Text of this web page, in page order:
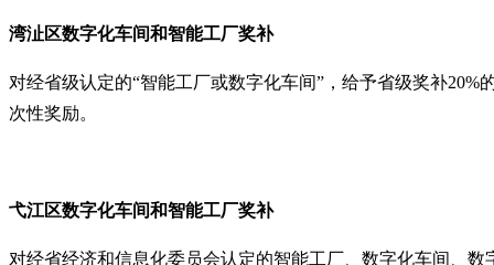
湾沚区数字化车间和智能工厂奖补
对经省级认定的“智能工厂或数字化车间”，给予省级奖补
次性奖励。
弋江区数字化车间和智能工厂奖补
对经省经济和信息化委员会认定的智能工厂、数字化车间、